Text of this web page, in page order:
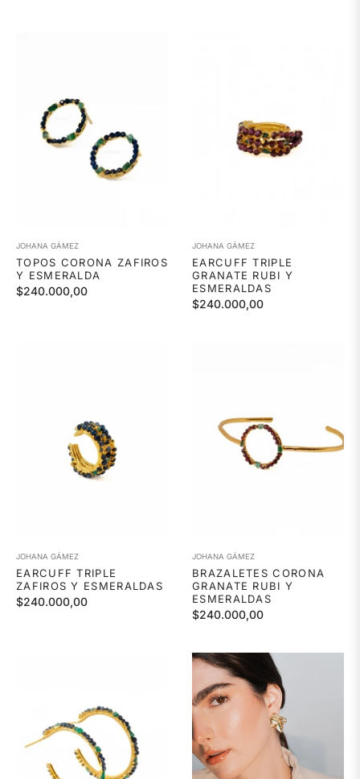
JOHANA GÁMEZ
TOPOS CORONA ZAFIROS
Y ESMERALDA
Precio
$240.000,00
JOHANA GÁMEZ
EARCUFF TRIPLE
GRANATE RUBI Y
ESMERALDAS
Precio
$240.000,00
JOHANA GÁMEZ
EARCUFF TRIPLE
ZAFIROS Y ESMERALDAS
Precio
$240.000,00
JOHANA GÁMEZ
BRAZALETES CORONA
GRANATE RUBI Y
ESMERALDAS
Precio
$240.000,00